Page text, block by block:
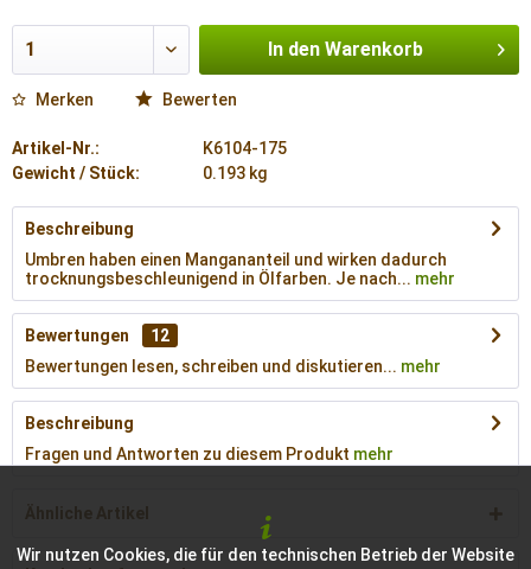
In den Warenkorb
Merken Bewerten
Artikel-Nr.:
K6104-175
Gewicht / Stück:
0.193 kg
Beschreibung
Umbren haben einen Mangananteil und wirken dadurch
trocknungsbeschleunigend in Ölfarben. Je nach... mehr
Bewertungen
12
Bewertungen lesen, schreiben und diskutieren... mehr
Beschreibung
Fragen und Antworten zu diesem Produkt mehr
Ähnliche Artikel
Wir nutzen Cookies, die für den technischen Betrieb der Website